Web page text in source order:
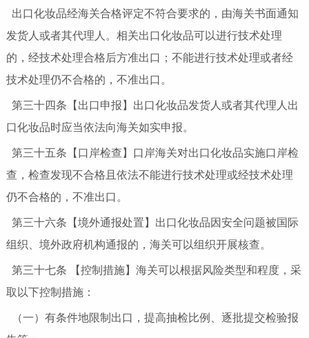
出口化妆品经海关合格评定不符合要求的，由海关书面通知
发货人或者其代理人。相关出口化妆品可以进行技术处理
的，经技术处理合格后方准出口；不能进行技术处理或者经
技术处理仍不合格的，不准出口。
第三十四条【出口申报】出口化妆品发货人或者其代理人出
口化妆品时应当依法向海关如实申报。
第三十五条【口岸检查】口岸海关对出口化妆品实施口岸检
查，检查发现不合格且依法不能进行技术处理或经技术处理
仍不合格的，不准出口。
第三十六条【境外通报处置】出口化妆品因安全问题被国际
组织、境外政府机构通报的，海关可以组织开展核查。
第三十七条 【控制措施】海关可以根据风险类型和程度，采
取以下控制措施：
（一）有条件地限制出口，提高抽检比例、逐批提交检验报